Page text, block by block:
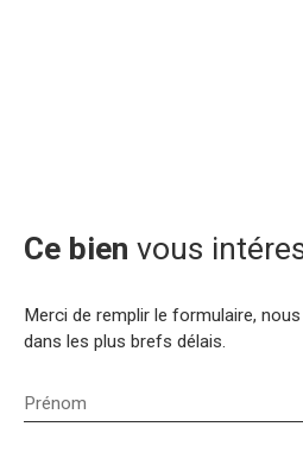
Ce bien vous
Merci de remplir le formulaire,
dans les plus brefs délais.
Prénom